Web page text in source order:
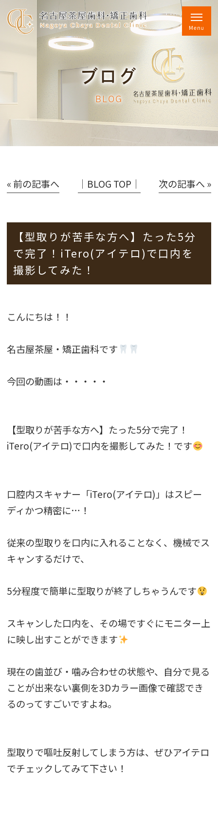
ブログ
BLOG
« 前の記事へ │BLOG TOP│ 次の記事へ »
【型取りが苦手な方へ】たった5分
で完了！iTero(アイテロ)で口内を
撮影してみた！
こんにちは！！
名古屋茶屋・矯正歯科です
今回の動画は・・・・・
【型取りが苦手な方へ】たった5分で完了！
iTero(アイテロ)で口内を撮影してみた！です
口腔内スキャナー「iTero(アイテロ)」はスピー
ディかつ精密に…！
従来の型取りを口内に入れることなく、機械でス
キャンするだけで、
5分程度で簡単に型取りが終了しちゃうんです
スキャンした口内を、その場ですぐにモニター上
に映し出すことができます
現在の歯並び・噛み合わせの状態や、自分で見る
ことが出来ない裏側を3Dカラー画像で確認でき
るのってすごいですよね。
型取りで嘔吐反射してしまう方は、ぜひアイテロ
でチェックしてみて下さい！